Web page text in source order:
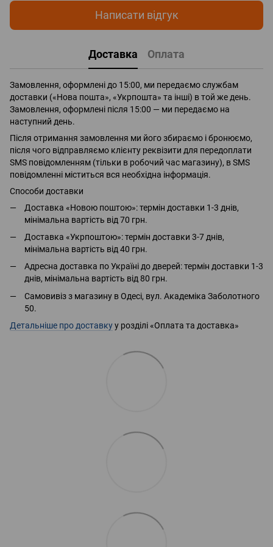
Написати відгук
Доставка Оплата
Замовлення, оформлені до 15:00, ми передаємо службам
доставки («Нова пошта», «Укрпошта» та інші) в той же день.
Замовлення, оформлені після 15:00 — ми передаємо на
наступний день.
Після отримання замовлення ми його збираємо і бронюємо,
після чого відправляємо клієнту реквізити для передоплати
SMS повідомленням (тільки в робочий час магазину), в SMS
повідомленні міститься вся необхідна інформація.
Способи доставки
Доставка «Новою поштою»: термін доставки 1-3 днів,
мінімальна вартість від 70 грн.
Доставка «Укрпоштою»: термін доставки 3-7 днів,
мінімальна вартість від 40 грн.
Адресна доставка по Україні до дверей: термін доставки 1-3
днів, мінімальна вартість від 80 грн.
Самовивіз з магазину в Одесі, вул. Академіка Заболотного
50.
Детальніше про доставкуу розділі «Оплата та доставка»